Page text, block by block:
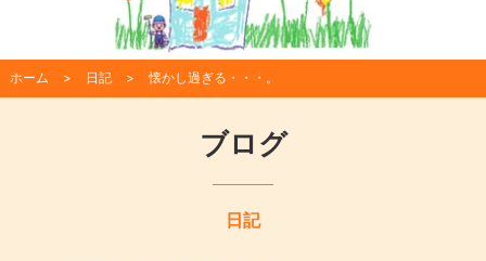
ホーム 日記 懐かし過ぎる・・・。
ブログ
日記